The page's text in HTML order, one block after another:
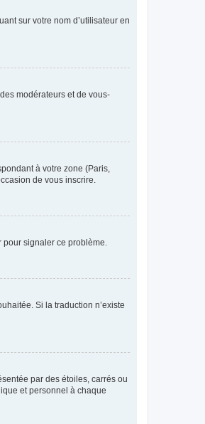
sur votre nom d’utilisateur en
modérateurs et de vous-
à votre zone (Paris,
de vous inscrire.
pour signaler ce problème.
Si la traduction n’existe
par des étoiles, carrés ou
et personnel à chaque